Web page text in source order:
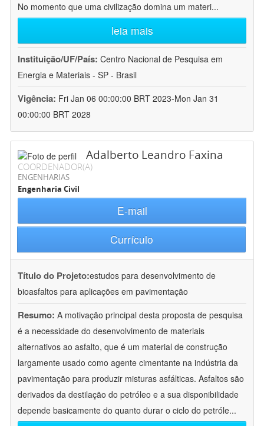
No momento que uma civilização domina um materi...
leia mais
Instituição/UF/País: Centro Nacional de Pesquisa em
Energia e Materiais - SP - Brasil
Vigência: Fri Jan 06 00:00:00 BRT 2023-Mon Jan 31
00:00:00 BRT 2028
Adalberto Leandro Faxina
COORDENADOR(A)
ENGENHARIAS
Engenharia Civil
E-mail
Currículo
Título do Projeto:estudos para desenvolvimento de
bioasfaltos para aplicações em pavimentação
Resumo: A motivação principal desta proposta de pesquisa
é a necessidade do desenvolvimento de materiais
alternativos ao asfalto, que é um material de construção
largamente usado como agente cimentante na indústria da
pavimentação para produzir misturas asfálticas. Asfaltos são
derivados da destilação do petróleo e a sua disponibilidade
depende basicamente do quanto durar o ciclo do petróle...